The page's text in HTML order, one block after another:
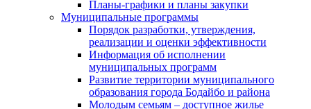
Планы-графики и планы закупки
Муниципальные программы
Порядок разработки, утверждения,
реализации и оценки эффективности
Информация об исполнении
муниципальных программ
Развитие территории муниципального
образования города Бодайбо и района
Молодым семьям – доступное жилье